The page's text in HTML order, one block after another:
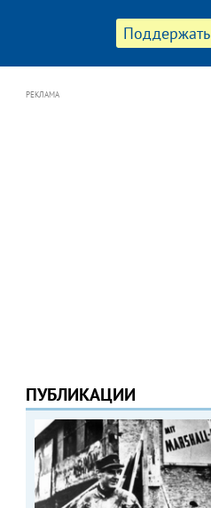
Поддержать
РЕКЛАМА
ПУБЛИКАЦИИ